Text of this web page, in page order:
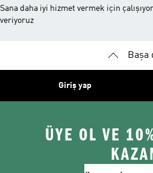
Sana daha iyi hizmet vermek için
veriyoruz
Başa
Giriş yap
ÜYE OL VE